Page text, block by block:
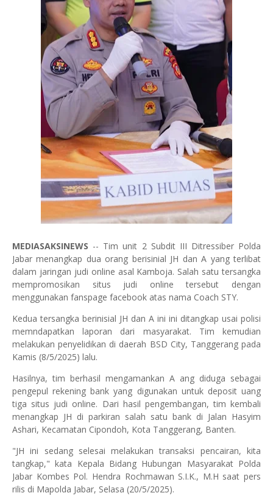
MEDIASAKSINEWS -- Tim unit 2 Subdit III Ditressiber Polda
Jabar menangkap dua orang berisinial JH dan A yang terlibat
dalam jaringan judi online asal Kamboja. Salah satu tersangka
mempromosikan situs judi online tersebut dengan
menggunakan fanspage facebook atas nama Coach STY.
Kedua tersangka berinisial JH dan A ini ini ditangkap usai polisi
memndapatkan laporan dari masyarakat. Tim kemudian
melakukan penyelidikan di daerah BSD City, Tanggerang pada
Kamis (8/5/2025) lalu.
Hasilnya, tim berhasil mengamankan A ang diduga sebagai
pengepul rekening bank yang digunakan untuk deposit uang
tiga situs judi online. Dari hasil pengembangan, tim kembali
menangkap JH di parkiran salah satu bank di Jalan Hasyim
Ashari, Kecamatan Cipondoh, Kota Tanggerang, Banten.
"JH ini sedang selesai melakukan transaksi pencairan, kita
tangkap," kata Kepala Bidang Hubungan Masyarakat Polda
Jabar Kombes Pol. Hendra Rochmawan S.I.K., M.H saat pers
rilis di Mapolda Jabar, Selasa (20/5/2025).